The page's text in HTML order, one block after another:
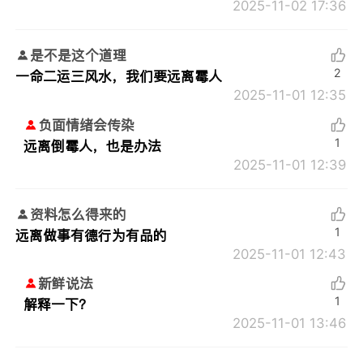
2025-11-02 17:36
是不是这个道理
一命二运三风水，我们要远离霉人
2025-11-01 12:35
2
负面情绪会传染
远离倒霉人，也是办法
2025-11-01 12:39
1
资料怎么得来的
远离做事有德行为有品的
2025-11-01 12:43
1
新鲜说法
解释一下？
2025-11-01 13:46
1